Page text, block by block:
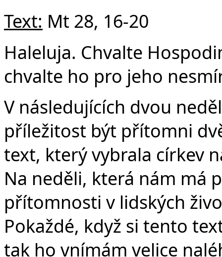
Text: Mt 28, 16-20
Haleluja. Chvalte
chvalte ho pro jeho
V následujících dvou
příležitost být přítomni
text, který vybrala církev
Na neděli, která nám má
přítomnosti v lidských
Pokaždé, když si tento
tak ho vnímám velice